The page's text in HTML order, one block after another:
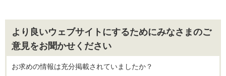
より良いウェブサイトにするためにみなさまのご
意見をお聞かせください
お求めの情報は充分掲載されていましたか？